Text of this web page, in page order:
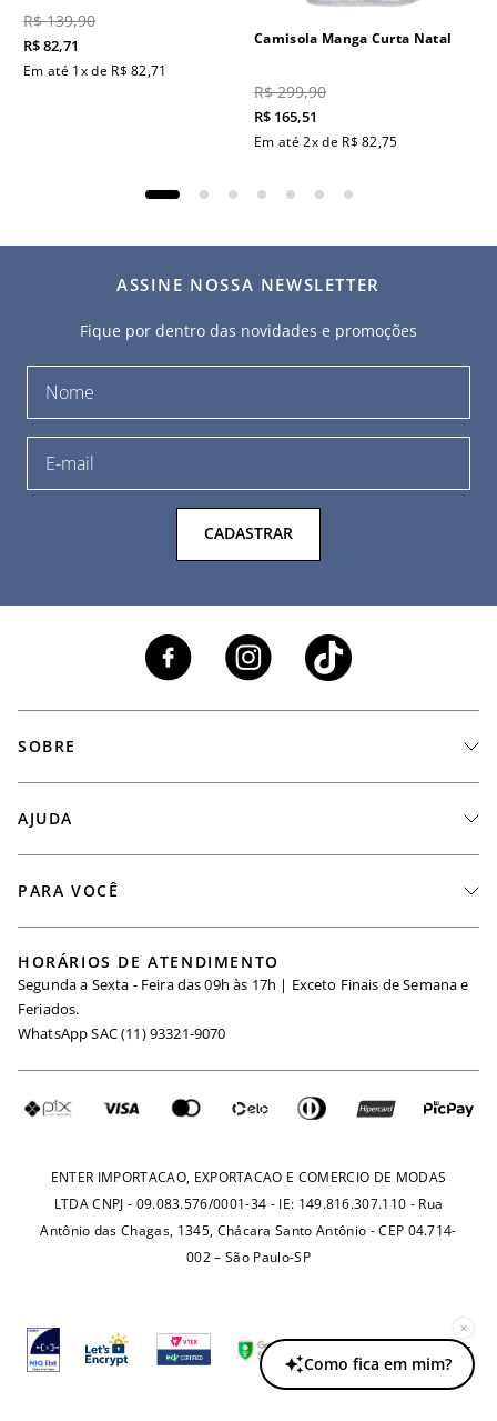
R$ 139,90
R$82,71
Em até 1x de R$ 82,71
Camisola Manga Curta Natal
R$ 299,90
R$ 165,51
Em até2x de R$ 82,75
ASSINE NOSSA NEWSLETTER
Fique por dentro das novidades e promoções
CADASTRAR
SOBRE
Seja um Revendedor
Igualdade Salarial
Requisição de Dados
AJUDA
Minha Conta
Trocas
Fretes e Tarifas
PARA VOCÊ
Maternidade
Seja um Afiliado
HORÁRIOS DE ATENDIMENTO
Segunda a Sexta - Feira das 09h às 17h | Exceto Finais de Semana e
Feriados.
WhatsApp SAC (11) 93321-9070
ENTER IMPORTACAO, EXPORTACAO E COMERCIO DE MODAS
LTDA CNPJ - 09.083.576/0001-34 - IE: 149.816.307.110 - Rua
Antônio das Chagas, 1345, Chácara Santo Antônio - CEP 04.714-
002 – São Paulo-SP
×
Como fica em mim?